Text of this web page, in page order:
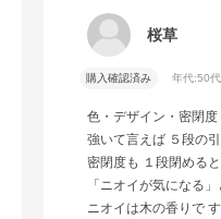
桜草
購入確認済み 年代:50代
色・デザイン・密閉
強いて言えば ５段の
密閉度も １段閉める
「ニオイが気になる
ニオイは木の香りで